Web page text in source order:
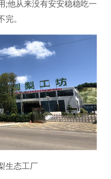
;他从来没有安安稳稳吃一
。
生态工厂